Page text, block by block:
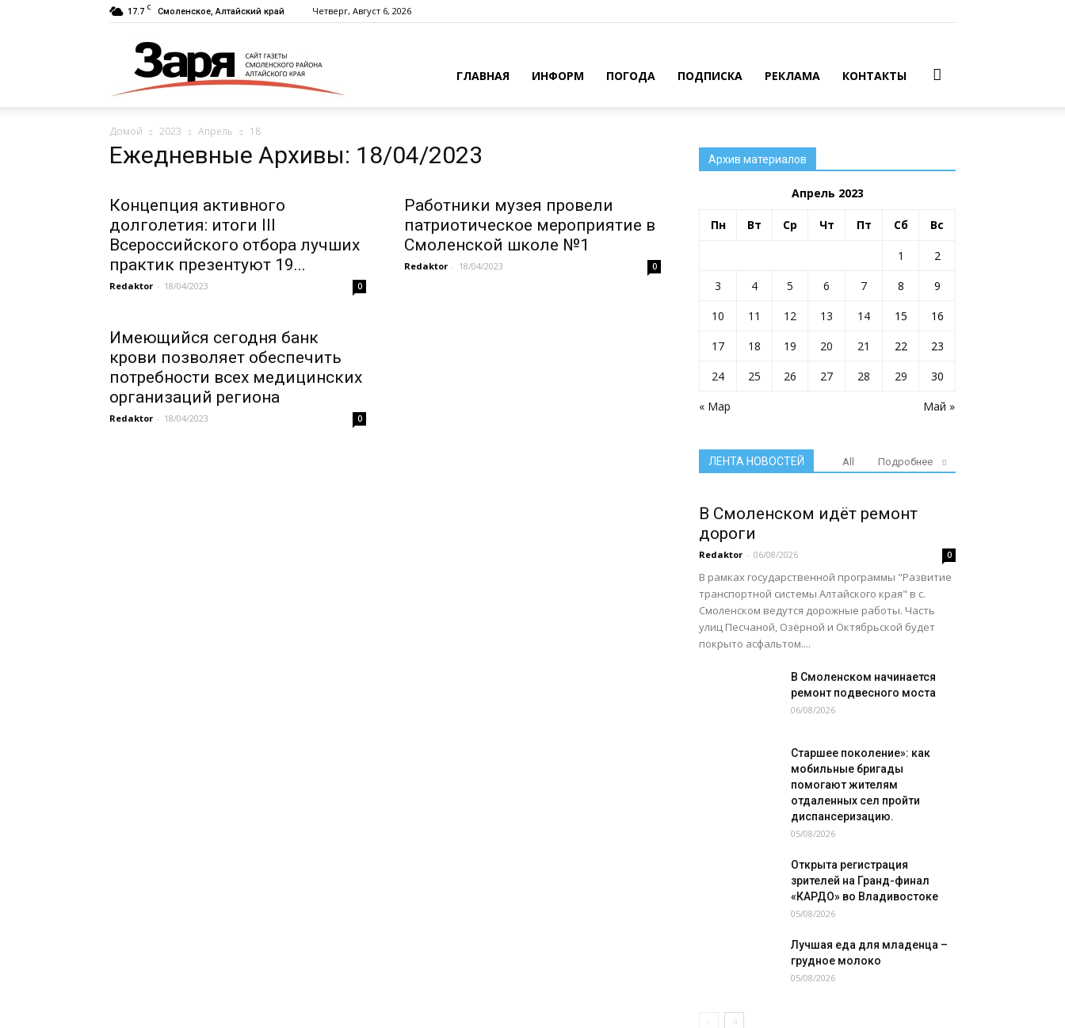
17.7 C Смоленское, Алтайский край Четверг, Август 6, 2026
«Заря»
ГЛАВНАЯ ИНФОРМ ПОГОДА ПОДПИСКА РЕКЛАМА КОНТАКТЫ
Домой 2023 Апрель 18
Ежедневные Архивы: 18/04/2023
Концепция активного
долголетия: итоги III
Всероссийского отбора лучших
практик презентуют 19...
Redaktor - 18/04/2023 0
Работники музея провели
патриотическое мероприятие в
Смоленской школе №1
Redaktor - 18/04/2023 0
Имеющийся сегодня банк
крови позволяет обеспечить
потребности всех медицинских
организаций региона
Redaktor - 18/04/2023 0
Архив материалов
Апрель 2023
Пн Вт Ср Чт Пт Сб Вс
« Мар Май »
1
2
3
4 5 6 7 8
9
10
11 12 13 14 15
16
17
18 19 20 21 22
23
24
25 26 27 28 29 30
ЛЕНТА НОВОСТЕЙ All Подробнее
В Смоленском идёт ремонт
дороги
Redaktor - 06/08/2026 0
В рамках государственной программы "Развитие
транспортной системы Алтайского края" в с.
Смоленском ведутся дорожные работы. Часть
улиц Песчаной, Озёрной и Октябрьской будет
покрыто асфальтом....
В Смоленском начинается
ремонт подвесного моста
06/08/2026
Старшее поколение»: как
мобильные бригады
помогают жителям
отдаленных сел пройти
диспансеризацию.
05/08/2026
Открыта регистрация
зрителей на Гранд-финал
«КАРДО» во Владивостоке
05/08/2026
Лучшая еда для младенца –
грудное молоко
05/08/2026